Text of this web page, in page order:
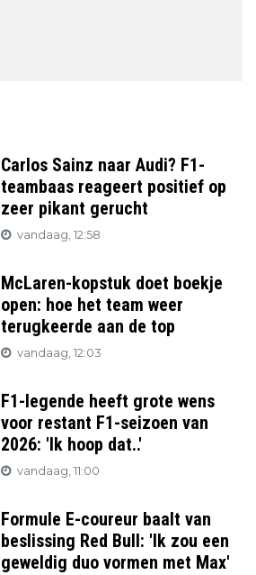
Carlos Sainz naar Audi? F1-
teambaas reageert positief op
zeer pikant gerucht
vandaag, 12:58
McLaren-kopstuk doet boekje
open: hoe het team weer
terugkeerde aan de top
vandaag, 12:03
F1-legende heeft grote wens
voor restant F1-seizoen van
2026: 'Ik hoop dat..'
vandaag, 11:00
Formule E-coureur baalt van
beslissing Red Bull: 'Ik zou een
geweldig duo vormen met Max'